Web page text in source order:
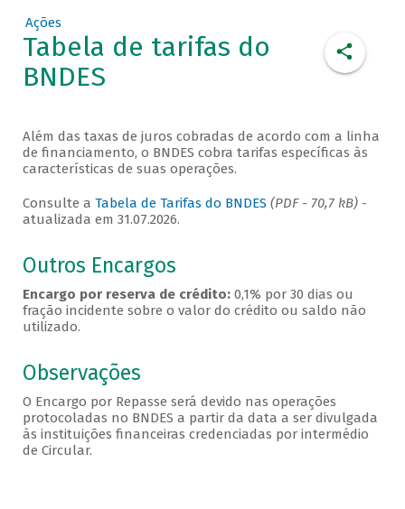
Ações
Tabela de tarifas do
BNDES
Além das taxas de juros cobradas de acordo com a linha
de financiamento, o BNDES cobra tarifas específicas às
características de suas operações.
Consulte a Tabela de Tarifas do BNDES (PDF - 70,7 kB)-
atualizada em 31.07.2026.
Outros Encargos
Encargo por reserva de crédito:0,1% por 30 dias ou
fração incidente sobre o valor do crédito ou saldo não
utilizado.
Observações
O Encargo por Repasse será devido nas operações
protocoladas no BNDES a partir da data a ser divulgada
às instituições financeiras credenciadas por intermédio
de Circular.